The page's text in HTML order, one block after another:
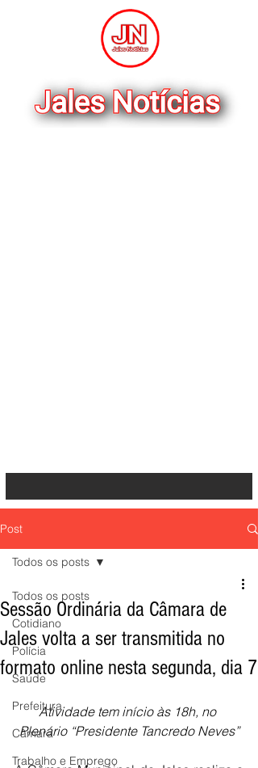
Post
Todos os posts
Cotidiano
Polícia
Saúde
Prefeitura
Câmara
Trabalho e Emprego
Todos os posts
Sessão Ordinária da Câmara de
Jales volta a ser transmitida no
formato online nesta segunda, dia 7
Atividade tem início às 18h, no
Plenário “Presidente Tancredo Neves”